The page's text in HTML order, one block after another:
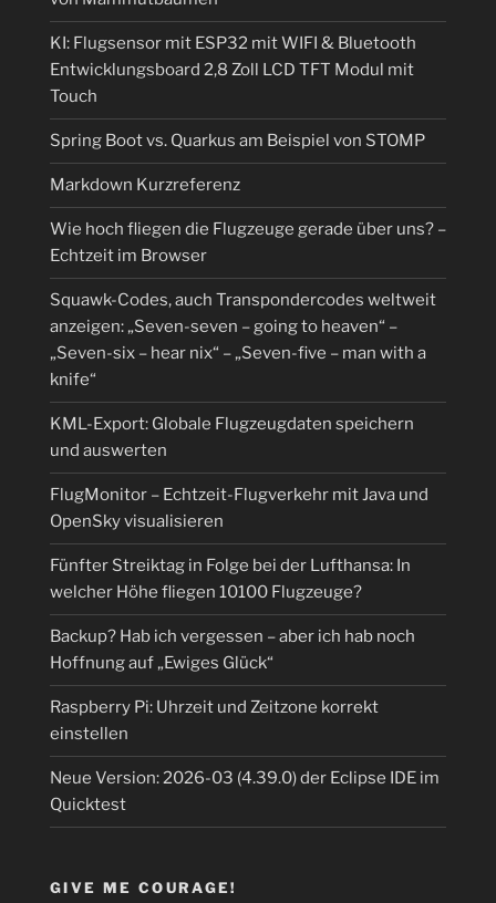
KI: Flugsensor mit ESP32 mit WIFI & Bluetooth
Entwicklungsboard 2,8 Zoll LCD TFT Modul mit
Touch
Spring Boot vs. Quarkus am Beispiel von STOMP
Markdown Kurzreferenz
Wie hoch fliegen die Flugzeuge gerade über uns? –
Echtzeit im Browser
Squawk-Codes, auch Transpondercodes weltweit
anzeigen: „Seven-seven – going to heaven“ –
„Seven-six – hear nix“ – „Seven-five – man with a
knife“
KML-Export: Globale Flugzeugdaten speichern
und auswerten
FlugMonitor – Echtzeit-Flugverkehr mit Java und
OpenSky visualisieren
Fünfter Streiktag in Folge bei der Lufthansa: In
welcher Höhe fliegen 10100 Flugzeuge?
Backup? Hab ich vergessen – aber ich hab noch
Hoffnung auf „Ewiges Glück“
Raspberry Pi: Uhrzeit und Zeitzone korrekt
einstellen
Neue Version: 2026-03 (4.39.0) der Eclipse IDE im
Quicktest
GIVE ME COURAGE!